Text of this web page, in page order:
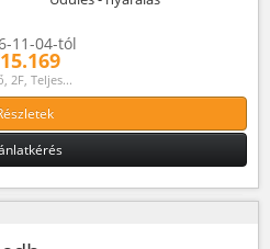
11-04-tól
2F, Teljes...